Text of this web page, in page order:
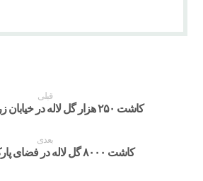
قبلی
کاشت ۲۵۰ هزار گل لاله در خیابان زرافشان تهران
بعدی
کاشت ۸۰۰۰ گل لاله در فضای پارک پردیسان